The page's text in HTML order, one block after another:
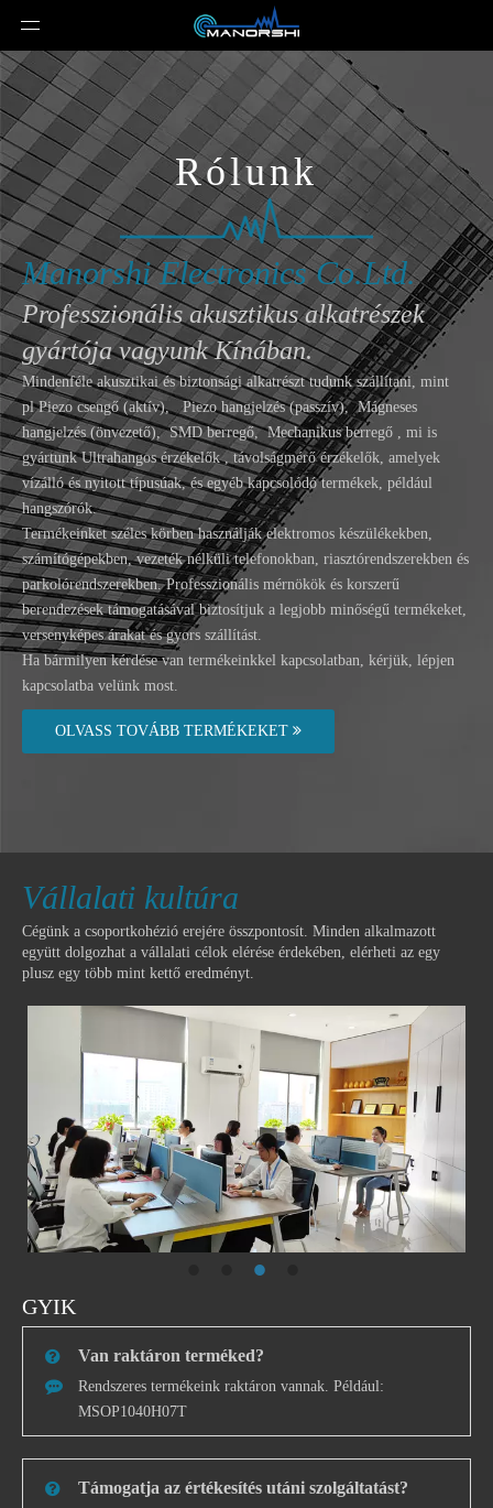
Rólunk
Manorshi Electronics Co.Ltd.
Professzionális akusztikus alkatrészek
gyártója vagyunk Kínában.
Mindenféle akusztikai és biztonsági alkatrészt tudunk szállítani, mint
plPiezo csengő (aktív),Piezo hangjelzés (passzív),Mágneses
hangjelzés (önvezető),SMD berregő,Mechanikus berregő , mi is
gyártunkUltrahangos érzékelők, távolságmérő érzékelők, amelyek
vízálló és nyitott típusúak, és egyéb kapcsolódó termékek, például
hangszórók.
Termékeinket széles körben használják elektromos készülékekben,
számítógépekben, vezeték nélküli telefonokban, riasztórendszerekben és
parkolórendszerekben. Professzionális mérnökök és korszerű
berendezések támogatásával biztosítjuk a legjobb minőségű termékeket,
versenyképes árakat és gyors szállítást.
Ha bármilyen kérdése van termékeinkkel kapcsolatban, kérjük, lépjen
kapcsolatba velünk most.
OLVASS TOVÁBB TERMÉKEKET
Vállalati kultúra
Cégünk a csoportkohézió erejére összpontosít. Minden alkalmazott
együtt dolgozhat a vállalati célok elérése érdekében, elérheti az egy
plusz egy több mint kettő eredményt.
GYIK
Van raktáron terméked?
Rendszeres termékeink raktáron vannak. Például:
MSOP1040H07T
Támogatja az értékesítés utáni szolgáltatást?